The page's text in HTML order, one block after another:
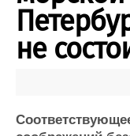
Рыболовство
ВМФ
Образование
Яхты и катера
Еще
Пульс
не